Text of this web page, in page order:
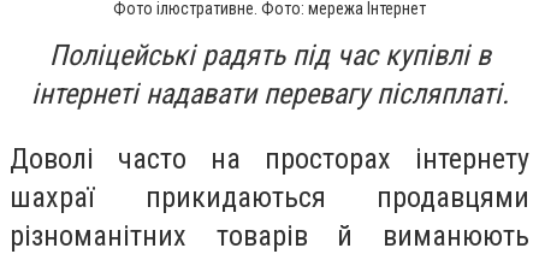
Фото ілюстративне. Фото: мережа Інтернет
Поліцейські радять під час купівлі в
інтернеті надавати перевагу післяплаті.
Доволі часто на просторах інтернету
шахраї прикидаються продавцями
різноманітних товарів й виманюють